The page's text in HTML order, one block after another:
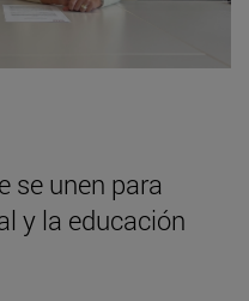
se unen para
y la educación